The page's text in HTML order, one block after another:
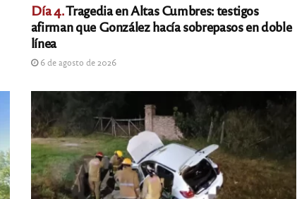
Día 4.Tragedia en Altas Cumbres: testigos
afirman que González hacía sobrepasos en doble
línea
6 de agosto de 2026